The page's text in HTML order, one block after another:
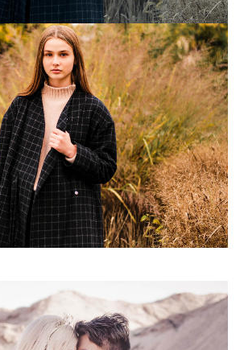
Выберите Вариант
#22
Скачать Бесплатно